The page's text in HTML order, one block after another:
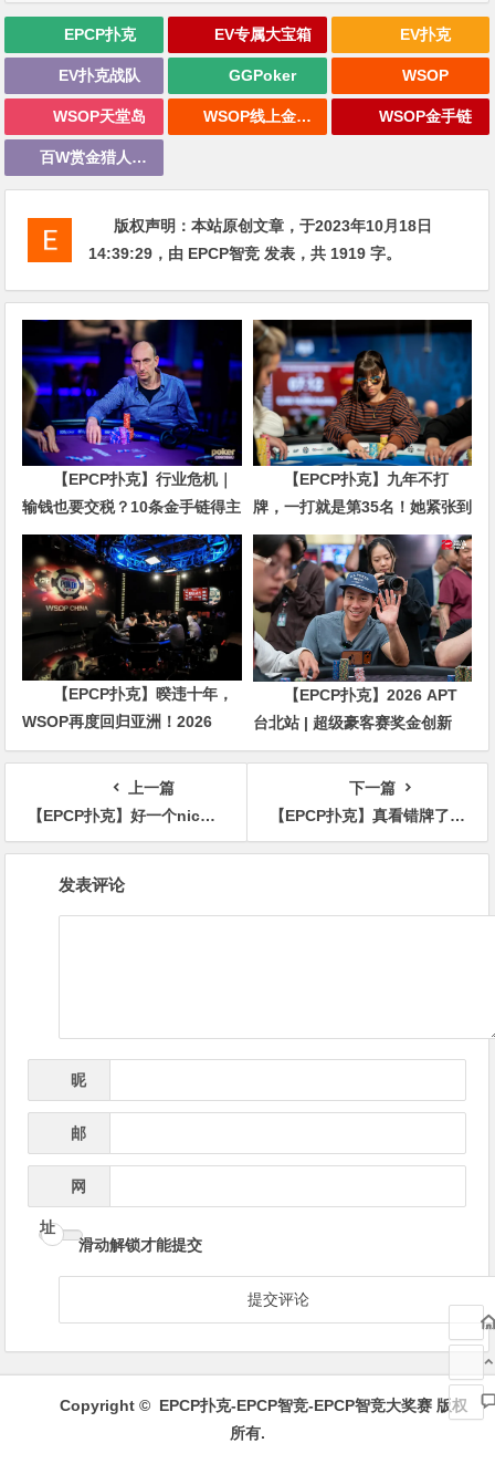
EPCP扑克 EV专属大宝箱 EV扑克
EV扑克战队 GGPoker WSOP
WSOP天堂岛 WSOP线上金手链 WSOP金手链
百W赏金猎人大奖赛
版权声明：本站原创文章，于2023年10月18日
14:39:29 ，由 EPCP智竞 发表，共 1919 字。
【EPCP扑克】行业危机｜
输钱也要交税？10条金手链得主
直言“扛不住”，主动砍掉四分之
三比赛
【EPCP扑克】九年不打
牌，一打就是第35名！她紧张到
脚悬空，但全世界以为她很淡定
【EPCP扑克】暌违十年，
WSOP再度回归亚洲！2026
APL济州站6月19-28日盛大登
【EPCP扑克】2026 APT
台北站 | 超级豪客赛奖金创新
高，美国选手Ethan
“Rampage” Yau领跑全场！
上一篇
【EPCP扑克】好一个nice fold！QQ翻牌击中set转牌就弃掉，他是如何做到的？
下一篇
【EPCP扑克】真看错牌了！老哥闹出大乌龙 差点送掉ALL IN大底池……
发表评论
昵
*
邮
*
网
址
滑动解锁才能提交
Copyright © EPCP扑克-EPCP智竞-EPCP智竞大奖赛版权
所有.